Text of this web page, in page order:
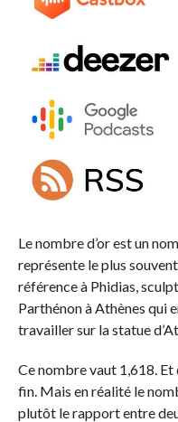
Le nombre d’or est un
représente le plus
référence à Phidias,
Parthénon à Athènes qui
travailler sur la statue
Ce nombre vaut 1,618. Et
fin. Mais en réalité le
plutôt le rapport entre